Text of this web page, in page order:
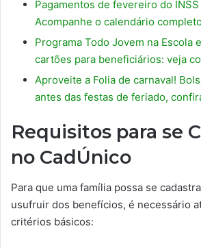
Pagamentos de fevereiro do
Acompanhe o calendário
Programa Todo Jovem na Escola
cartões para beneficiários: veja
Aproveite a Folia de carnaval!
antes das festas de feriado,
Requisitos para se
no CadÚnico
Para que uma família possa se
usufruir dos benefícios, é necessário
critérios básicos: